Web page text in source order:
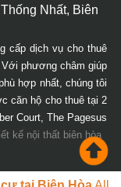
Nhất, Biên
cấp dịch vụ cho thuê
phương châm giúp
hợp nhất, chúng tôi
căn hộ cho thuê tại 2
Court, The Pagesus
kế nội thất biên hòa